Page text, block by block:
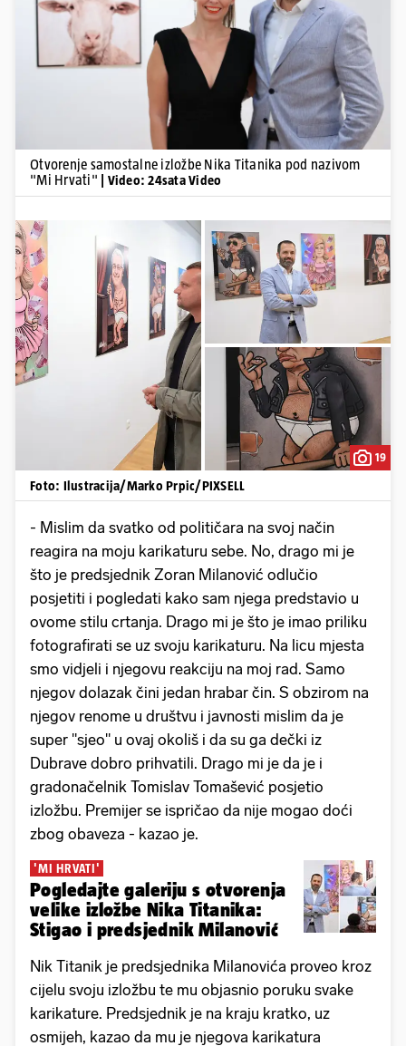
Pokretanje videa...
Otvorenje samostalne izložbe Nika Titanika pod nazivom
"Mi Hrvati"
| Video: 24sata Video
19
Foto: Ilustracija/Marko Prpic/PIXSELL
- Mislim da svatko od političara na svoj način
reagira na moju karikaturu sebe. No, drago mi je
što je predsjednik Zoran Milanović odlučio
posjetiti i pogledati kako sam njega predstavio u
ovome stilu crtanja. Drago mi je što je imao priliku
fotografirati se uz svoju karikaturu. Na licu mjesta
smo vidjeli i njegovu reakciju na moj rad. Samo
njegov dolazak čini jedan hrabar čin. S obzirom na
njegov renome u društvu i javnosti mislim da je
super "sjeo" u ovaj okoliš i da su ga dečki iz
Dubrave dobro prihvatili. Drago mi je da je i
gradonačelnik Tomislav Tomašević posjetio
izložbu. Premijer se ispričao da nije mogao doći
zbog obaveza - kazao je.
'MI HRVATI'
Pogledajte galeriju s otvorenja
velike izložbe Nika Titanika:
Stigao i predsjednik Milanović
Nik Titanik je predsjednika Milanovića proveo kroz
cijelu svoju izložbu te mu objasnio poruku svake
karikature. Predsjednik je na kraju kratko, uz
osmijeh, kazao da mu je njegova karikatura